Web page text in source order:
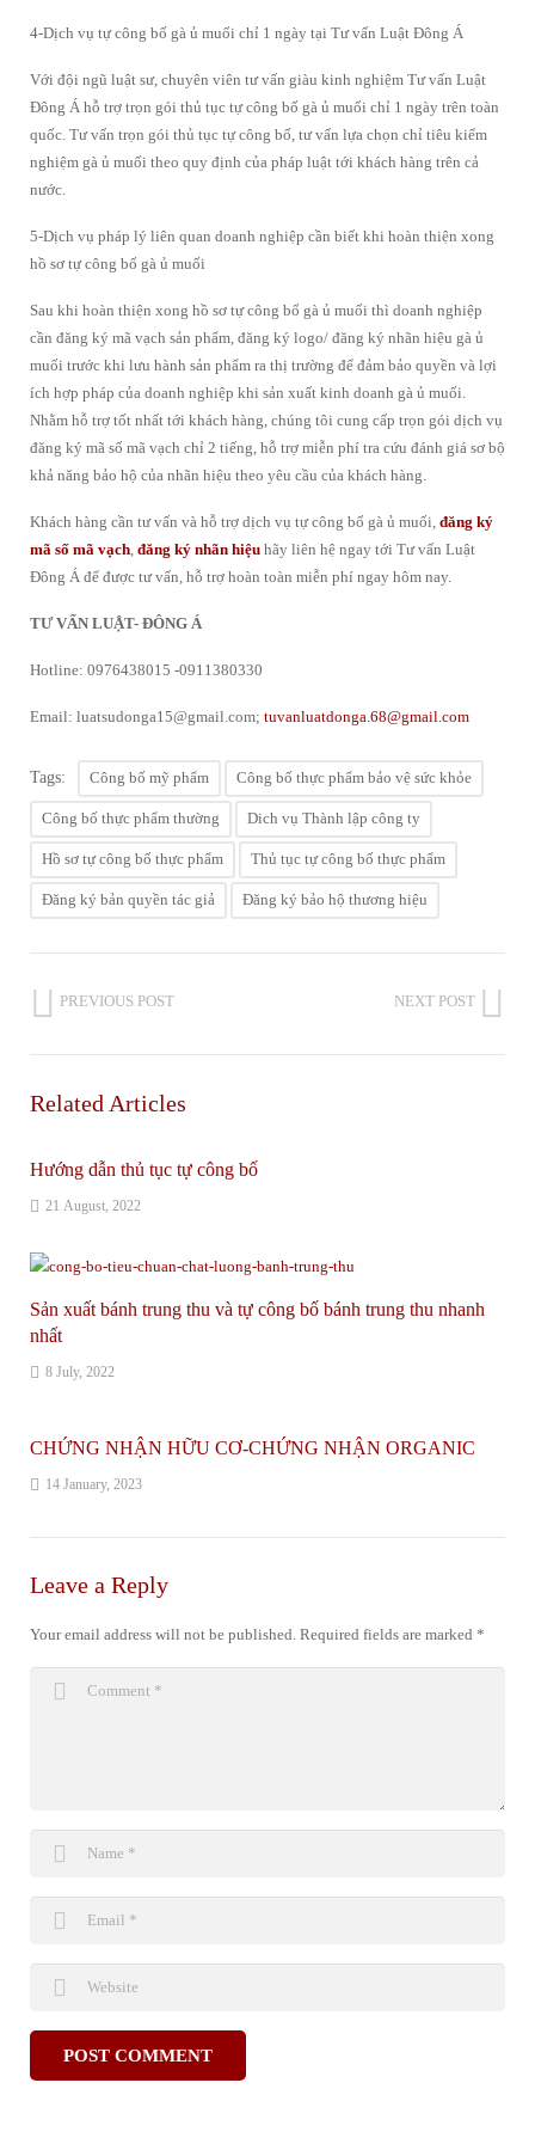
4-Dịch vụ tự công bố gà ủ muối chỉ 1 ngày tại Tư vấn Luật Đông Á
Với đội ngũ luật sư, chuyên viên tư vấn giàu kinh nghiệm Tư vấn Luật
Đông Á hỗ trợ trọn gói thủ tục tự công bố gà ủ muối chỉ 1 ngày trên toàn
quốc. Tư vấn trọn gói thủ tục tự công bố, tư vấn lựa chọn chỉ tiêu kiểm
nghiệm gà ủ muối theo quy định của pháp luật tới khách hàng trên cả
nước.
5-Dịch vụ pháp lý liên quan doanh nghiệp cần biết khi hoàn thiện xong
hồ sơ tự công bố gà ủ muối
Sau khi hoàn thiện xong hồ sơ tự công bố gà ủ muối thì doanh nghiệp
cần đăng ký mã vạch sản phẩm, đăng ký logo/ đăng ký nhãn hiệu gà ủ
muối trước khi lưu hành sản phẩm ra thị trường để đảm bảo quyền và lợi
ích hợp pháp của doanh nghiệp khi sản xuất kinh doanh gà ủ muối.
Nhằm hỗ trợ tốt nhất tới khách hàng, chúng tôi cung cấp trọn gói dịch vụ
đăng ký mã số mã vạch chỉ 2 tiếng, hỗ trợ miễn phí tra cứu đánh giá sơ bộ
khả năng bảo hộ của nhãn hiệu theo yêu cầu của khách hàng.
Khách hàng cần tư vấn và hỗ trợ dịch vụ tự công bố gà ủ muối, đăng ký
mã số mã vạch, đăng ký nhãn hiệu hãy liên hệ ngay tới Tư vấn Luật
Đông Á để được tư vấn, hỗ trợ hoàn toàn miễn phí ngay hôm nay.
TƯ VẤN LUẬT- ĐÔNG Á
Hotline: 0976438015 -0911380330
Email: luatsudonga15@gmail.com; tuvanluatdonga.68@gmail.com
Tags: Công bố mỹ phẩm Công bố thực phẩm bảo vệ sức khỏe
Công bố thực phẩm thường Dich vụ Thành lập công ty
Hồ sơ tự công bố thực phẩm Thủ tục tự công bố thực phẩm
Đăng ký bản quyền tác giả Đăng ký bảo hộ thương hiệu
PREVIOUS POST NEXT POST
Related Articles
Hướng dẫn thủ tục tự công bố
21 August, 2022
Sản xuất bánh trung thu và tự công bố bánh trung thu nhanh
nhất
8 July, 2022
CHỨNG NHẬN HỮU CƠ-CHỨNG NHẬN ORGANIC
14 January, 2023
Leave a Reply
Your email address will not be published. Required fields are marked *